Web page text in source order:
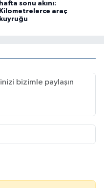
hafta sonu akını:
Kilometrelerce araç
kuyruğu